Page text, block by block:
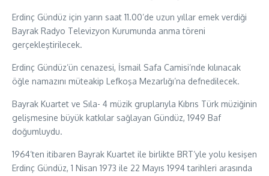
Erdinç Gündüz için yarın saat 11.00’de uzun yıllar emek verdiği
Bayrak Radyo Televizyon Kurumunda anma töreni
gerçekleştirilecek.
Erdinç Gündüz’ün cenazesi, İsmail Safa Camisi’nde kılınacak
öğle namazını müteakip Lefkoşa Mezarlığı’na defnedilecek.
Bayrak Kuartet ve Sıla- 4 müzik gruplarıyla Kıbrıs Türk müziğinin
gelişmesine büyük katkılar sağlayan Gündüz, 1949 Baf
doğumluydu.
1964’ten itibaren Bayrak Kuartet ile birlikte BRT’yle yolu kesişen
Erdinç Gündüz, 1 Nisan 1973 ile 22 Mayıs 1994 tarihleri arasında